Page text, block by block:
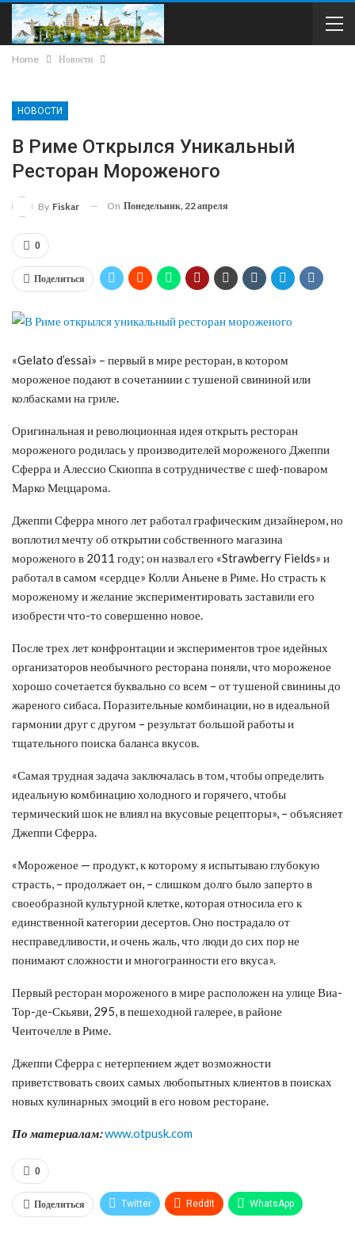
Home Новости
НОВОСТИ
В Риме Открылся Уникальный
Ресторан Мороженого
By Fiskar On Понедельник, 22 апреля
0
Поделиться
«Gelato d’essai» – первый в мире ресторан, в котором
мороженое подают в сочетаниии с тушеной свининой или
колбасками на гриле.
Оригинальная и революционная идея открыть ресторан
мороженого родилась у производителей мороженого Джеппи
Сферра и Алессио Скиоппа в сотрудничестве с шеф-поваром
Марко Меццарома.
Джеппи Сферра много лет работал графическим дизайнером, но
воплотил мечту об открытии собственного магазина
мороженого в 2011 году; он назвал его «Strawberry Fields» и
работал в самом «сердце» Колли Аньене в Риме. Но страсть к
мороженому и желание экспериментировать заставили его
изобрести что-то совершенно новое.
После трех лет конфронтации и экспериментов трое идейных
организаторов необычного ресторана поняли, что мороженое
хорошо сочетается буквально со всем – от тушеной свинины до
жареного сибаса. Поразительные комбинации, но в идеальной
гармонии друг с другом – результат большой работы и
тщательного поиска баланса вкусов.
«Самая трудная задача заключалась в том, чтобы определить
идеальную комбинацию холодного и горячего, чтобы
термический шок не влиял на вкусовые рецепторы», – объясняет
Джеппи Сферра.
«Мороженое — продукт, к которому я испытываю глубокую
страсть, – продолжает он, – слишком долго было заперто в
своеобразной культурной клетке, которая относила его к
единственной категории десертов. Оно пострадало от
несправедливости, и очень жаль, что люди до сих пор не
понимают сложности и многогранности его вкуса».
Первый ресторан мороженого в мире расположен на улице Виа-
Тор-де-Скьяви, 295, в пешеходной галерее, в районе
Ченточелле в Риме.
Джеппи Сферра с нетерпением ждет возможности
приветствовать своих самых любопытных клиентов в поисках
новых кулинарных эмоций в его новом ресторане.
По материалам:www.otpusk.com
0
Поделиться Twitter ReddIt WhatsApp